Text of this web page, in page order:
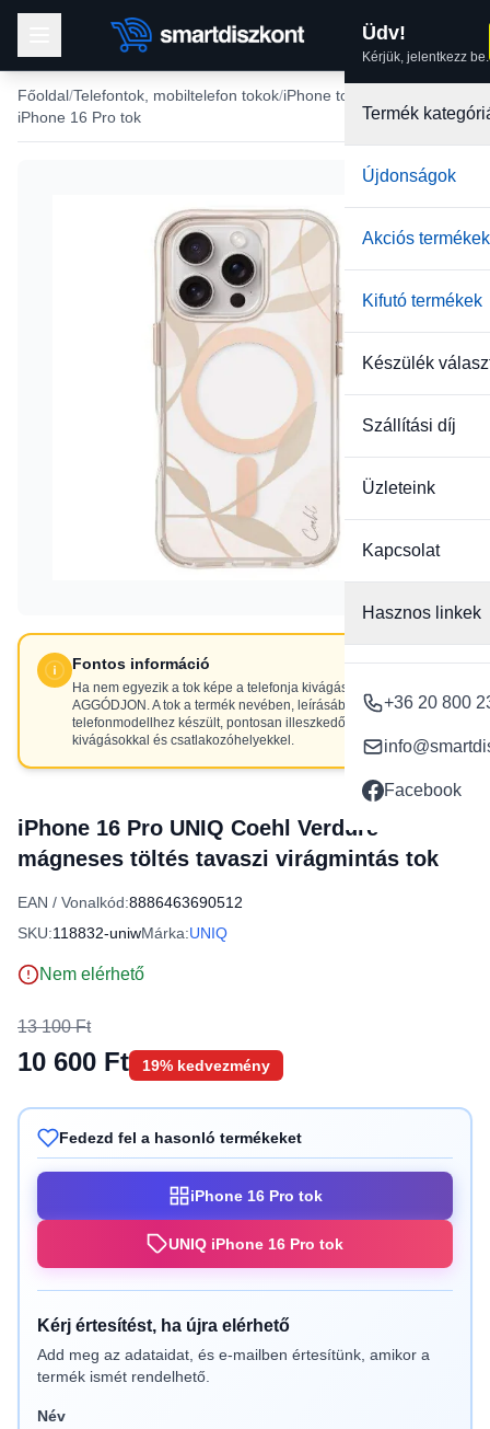
Üdv!
Kérjük, jelentkezz be.
Termék
Újdonságok
Akciós termékek
Kifutó termékek
Készülék
Szállítási díj
Üzleteink
Kapcsolat
Hasznos linkek
+36 20 800
Facebook
Főoldal Telefontok, mobiltelefon tokok iPhone tokok
iPhone 16 Pro tok
Fontos információ
Ha nem egyezik a tok képe a telefonja kivágásaival, NE
AGGÓDJON. A tok a termék nevében, leírásában szereplő
telefonmodellhez készült, pontosan illeszkedő
kivágásokkal és csatlakozóhelyekkel.
iPhone 16 Pro UNIQ Coehl Verdure
mágneses töltés tavaszi virágmintás tok
EAN / Vonalkód:8886463690512
SKU:118832-uniwMárka:UNIQ
Nem elérhető
13 100 Ft
10 600 Ft 19% kedvezmény
Fedezd fel a hasonló termékeket
iPhone 16 Pro tok
UNIQ iPhone 16 Pro tok
Kérj értesítést, ha újra elérhető
Add meg az adataidat, és e-mailben értesítünk, amikor a
termék ismét rendelhető.
Név